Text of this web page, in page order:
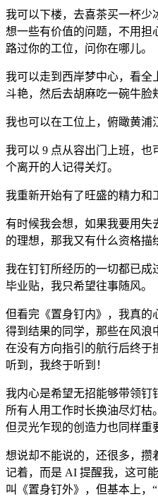
我可以下楼，去喜茶买一杯少
想一些有价值的问题，不用担
路过你的工位，问你在哪儿。
我可以走到西岸梦中心，看全
斗艳，然后去胡麻吃一碗牛脸
我也可以在工位上，俯瞰黄浦
我可以 9 点从容出门上班，
个离开的人记得关灯。
我重新开始有了旺盛的精力和
有时候我会想，如果我要用失
的理想，那我又有什么资格描
我在钉钉所经历的一切都已成
毕业贴，我只希望往事随风。
但看完《置身钉内》，我真的
得到结果的同学，那些在风浪
在没有方向指引的航行后终于
听到，我终于听到！
我内心是希望无招能够带领钉
所有人用工作时长换油尽灯枯
但灵光乍现的创造力也同样重
想说却不能说的，还很多，攒
记着，而是 AI 提醒我，这可
叫《置身钉外》，但基本上，